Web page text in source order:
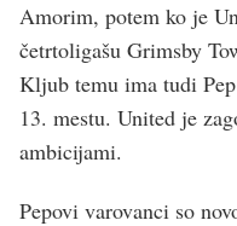
Amorim, potem ko je
četrtoligašu Grimsby
Kljub temu ima tudi
13. mestu. United je
ambicijami.
Pepovi varovanci so